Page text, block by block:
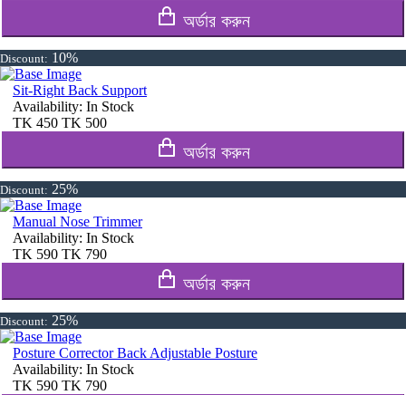
অর্ডার করুন
Discount: 10%
Sit-Right Back Support
Availability: In Stock
TK 450 TK 500
অর্ডার করুন
Discount: 25%
Manual Nose Trimmer
Availability: In Stock
TK 590 TK 790
অর্ডার করুন
Discount: 25%
Posture Corrector Back Adjustable Posture
Availability: In Stock
TK 590 TK 790